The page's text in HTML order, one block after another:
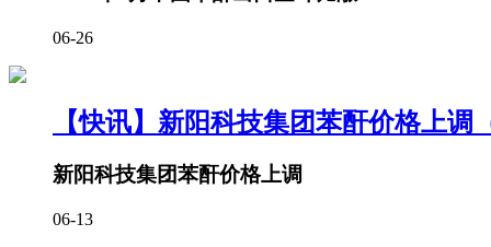
06-26
【快讯】新阳科技集团苯酐价格上调
新阳科技集团苯酐价格上调
06-13